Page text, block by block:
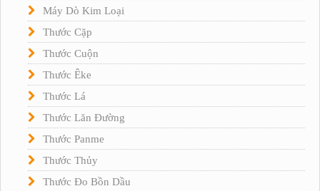
Máy Dò Kim Loại
Thước Cặp
Thước Cuộn
Thước Êke
Thước Lá
Thước Lăn Đường
Thước Panme
Thước Thủy
Thước Đo Bồn Dầu